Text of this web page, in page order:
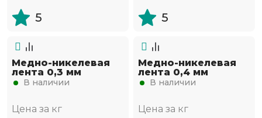
5 5
Медно-никелевая
лента 0,3 мм
В наличии
Цена за кг
Медно-никелевая
лента 0,4 мм
В наличии
Цена за кг